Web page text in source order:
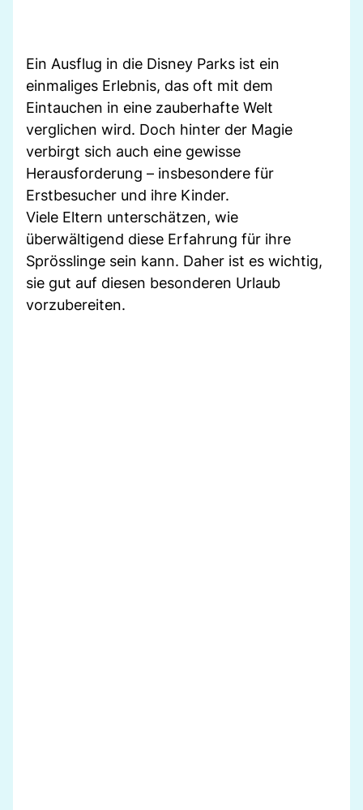
Ein Ausflug in die Disney Parks ist ein
einmaliges Erlebnis, das oft mit dem
Eintauchen in eine zauberhafte Welt
verglichen wird. Doch hinter der Magie
verbirgt sich auch eine gewisse
Herausforderung – insbesondere für
Erstbesucher und ihre Kinder.
Viele Eltern unterschätzen, wie
überwältigend diese Erfahrung für ihre
Sprösslinge sein kann. Daher ist es wichtig,
sie gut auf diesen besonderen Urlaub
vorzubereiten.